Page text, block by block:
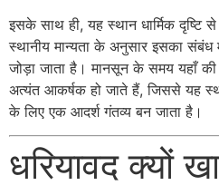
इसके साथ ही, यह स्थान धार्मिक दृष्टि से
स्थानीय मान्यता के अनुसार इसका
जोड़ा जाता है। मानसून के समय यहाँ
अत्यंत आकर्षक हो जाते हैं, जिससे यह
के लिए एक आदर्श गंतव्य बन जाता है।
धरियावद क्यों